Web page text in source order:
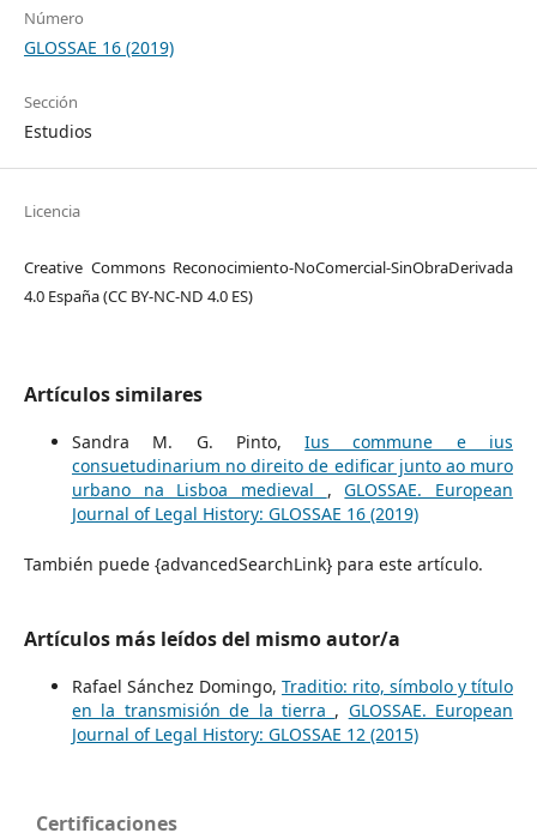
Número
GLOSSAE 16 (2019)
Sección
Estudios
Licencia
Creative Commons Reconocimiento-NoComercial-SinObraDerivada
4.0 España (CC BY-NC-ND 4.0 ES)
Artículos similares
Sandra M. G. Pinto,Ius commune e ius
consuetudinarium no direito de edificar junto ao muro
urbano na Lisboa medieval ,GLOSSAE. European
Journal of Legal History: GLOSSAE 16 (2019)
También puede {advancedSearchLink} para este artículo.
Artículos más leídos del mismo autor/a
Rafael Sánchez Domingo, Traditio: rito, símbolo y título
en la transmisión de la tierra , GLOSSAE. European
Journal of Legal History: GLOSSAE 12 (2015)
Certificaciones